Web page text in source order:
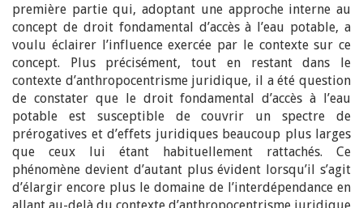
première partie qui, adoptant une approche interne au
concept de droit fondamental d’accès à l’eau potable, a
voulu éclairer l’influence exercée par le contexte sur ce
concept. Plus précisément, tout en restant dans le
contexte d’anthropocentrisme juridique, il a été question
de constater que le droit fondamental d’accès à l’eau
potable est susceptible de couvrir un spectre de
prérogatives et d’effets juridiques beaucoup plus larges
que ceux lui étant habituellement rattachés. Ce
phénomène devient d’autant plus évident lorsqu’il s’agit
d’élargir encore plus le domaine de l’interdépendance en